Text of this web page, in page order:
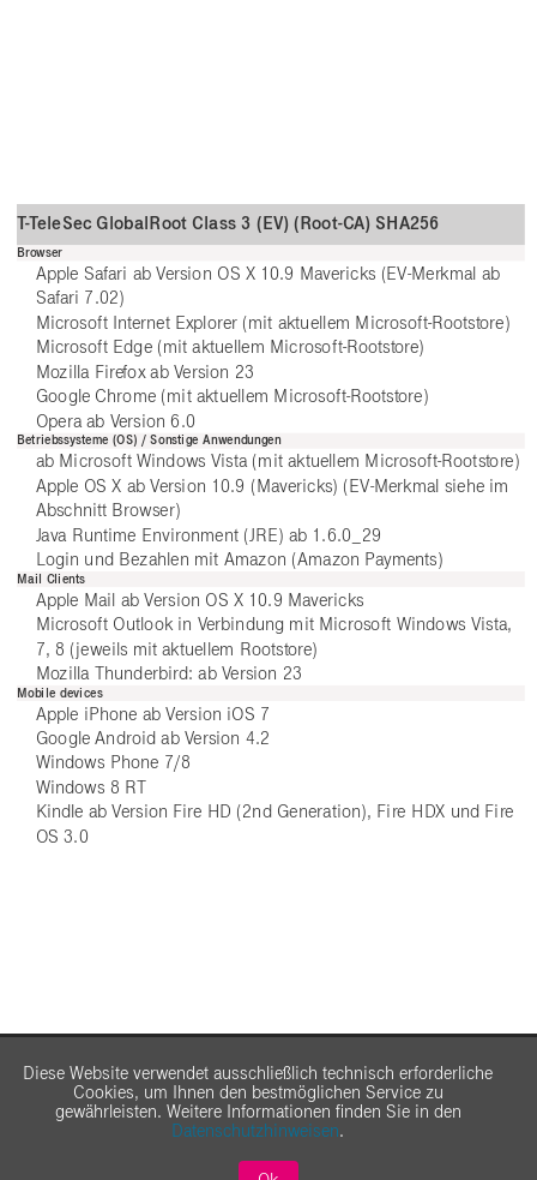
Diese Website verwendet ausschließlich technisch erforderliche
Cookies, um Ihnen den bestmöglichen Service zu
gewährleisten. Weitere Informationen finden Sie in den
Datenschutzhinweisen.
T-TeleSec GlobalRoot Class 3 (EV) (Root-CA) SHA256
Browser
Apple Safari ab Version OS X 10.9 Mavericks (EV-Merkmal ab
Safari 7.02)
Microsoft Internet Explorer (mit aktuellem Microsoft-Rootstore)
Microsoft Edge (mit aktuellem Microsoft-Rootstore)
Mozilla Firefox ab Version 23
Google Chrome (mit aktuellem Microsoft-Rootstore)
Opera ab Version 6.0
Betriebssysteme (OS) / Sonstige Anwendungen
ab Microsoft Windows Vista (mit aktuellem Microsoft-Rootstore)
Apple OS X ab Version 10.9 (Mavericks) (EV-Merkmal siehe im
Abschnitt Browser)
Java Runtime Environment (JRE) ab 1.6.0_29
Login und Bezahlen mit Amazon (Amazon Payments)
Mail Clients
Apple Mail ab Version OS X 10.9 Mavericks
Microsoft Outlook in Verbindung mit Microsoft Windows Vista,
7, 8 (jeweils mit aktuellem Rootstore)
Mozilla Thunderbird: ab Version 23
Mobile devices
Apple iPhone ab Version iOS 7
Google Android ab Version 4.2
Windows Phone 7/8
Windows 8 RT
Kindle ab Version Fire HD (2nd Generation), Fire HDX und Fire
OS 3.0